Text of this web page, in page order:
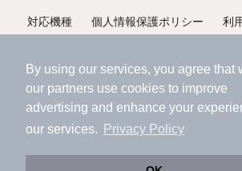
By using our services, you agree that
our partners use cookies to improve
advertising and enhance your
our services.
Privacy Policy
アプリに切り替えて、サクサクお部
会員登録なしですぐ使える。マップ検索
対応機種 個人情報保護ポリシー 利
©NIFTY Lifestyle Co.,